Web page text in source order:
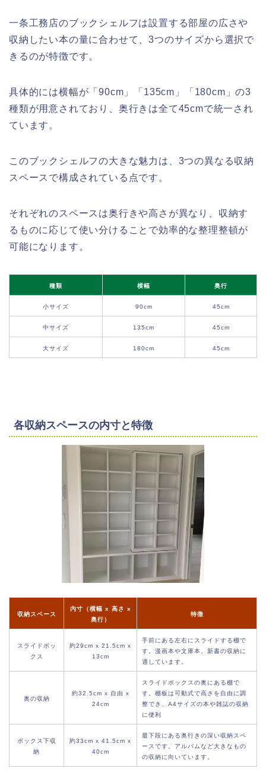
一条工務店のブックシェルフは設置する部屋の広さや
収納したい本の量に合わせて、3つのサイズから選択で
きるのが特徴です。
具体的には横幅が「90cm」「135cm」「180cm」の3
種類が用意されており、奥行きは全て45cmで統一され
ています。
このブックシェルフの大きな魅力は、3つの異なる収納
スペースで構成されている点です。
それぞれのスペースは奥行きや高さが異なり、収納す
るものに応じて使い分けることで効率的な整理整頓が
可能になります。
種類 横幅 奥行
小サイズ 90cm 45cm
中サイズ 135cm 45cm
大サイズ 180cm 45cm
各収納スペースの内寸と特徴
収納スペース
内寸（横幅 x 高さ x
奥行）
特徴
スライドボッ
クス
約29cm x 21.5cm x
13cm
手前にある左右にスライドする棚で
す。漫画本や文庫本、新書の収納に
適しています。
奥の収納
約32.5cm x 自由 x
24cm
スライドボックスの奥にある棚で
す。棚板は可動式で高さを自由に調
整でき、A4サイズの本や雑誌の収納
に便利
ボックス下収
納
約33cm x 41.5cm x
40cm
最下段にある奥行きの深い収納スペ
ースです。アルバムなど大きなもの
の収納に向いています。